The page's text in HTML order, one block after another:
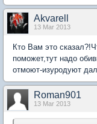
Akvarell
13 Mar 2013
Кто Вам это
поможет,тут надо
отмоют-изуродуют
Roman901
13 Mar 2013